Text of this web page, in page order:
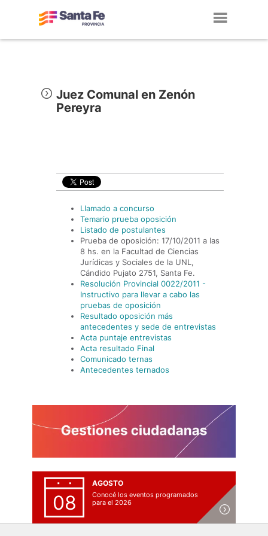
Juez Comunal en Zenón
Pereyra
Llamado a concurso
Temario prueba oposición
Listado de postulantes
Prueba de oposición: 17/10/2011 a las
8 hs. en la Facultad de Ciencias
Jurídicas y Sociales de la UNL,
Cándido Pujato 2751, Santa Fe.
Resolución Provincial 0022/2011 -
Instructivo para llevar a cabo las
pruebas de oposición
Resultado oposición más
antecedentes y sede de entrevistas
Acta puntaje entrevistas
Acta resultado Final
Comunicado ternas
Antecedentes ternados
08
AGOSTO
Conocé los eventos programados
para el 2026